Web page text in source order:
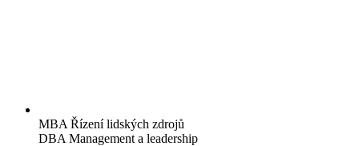
MBA Řízení lidských zdrojů
DBA Management a leadership